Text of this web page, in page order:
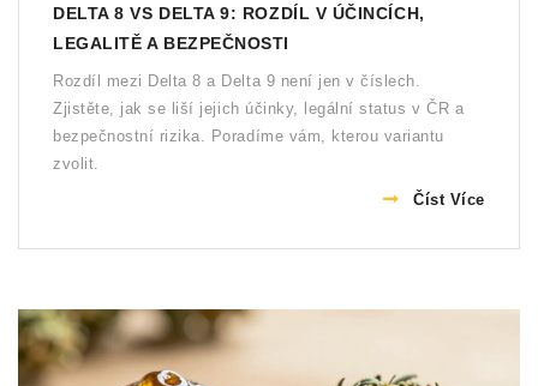
DELTA 8 VS DELTA 9: ROZDÍL V ÚČINCÍCH,
LEGALITĚ A BEZPEČNOSTI
Rozdíl mezi Delta 8 a Delta 9 není jen v číslech.
Zjistěte, jak se liší jejich účinky, legální status v ČR a
bezpečnostní rizika. Poradíme vám, kterou variantu
zvolit.
Číst Více